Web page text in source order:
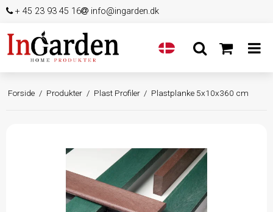
+ 45 23 93 45 16 info@ingarden.dk
Forside / Produkter / Plast Profiler / Plastplanke 5x10x360 cm